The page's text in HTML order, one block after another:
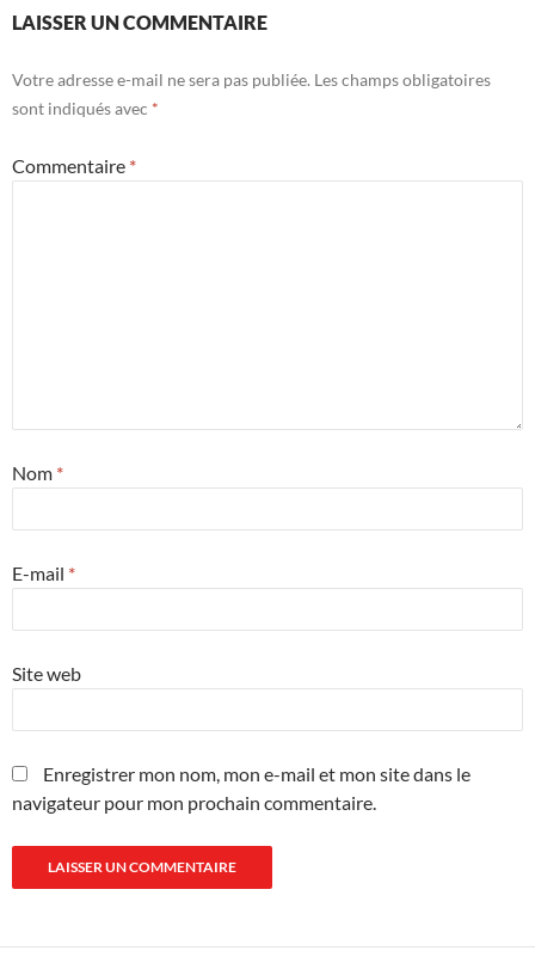
LAISSER UN COMMENTAIRE
Votre adresse e-mail ne sera pas publiée. Les champs obligatoires
sont indiqués avec *
Commentaire *
Nom *
E-mail *
Site web
Enregistrer mon nom, mon e-mail et mon site dans le
navigateur pour mon prochain commentaire.